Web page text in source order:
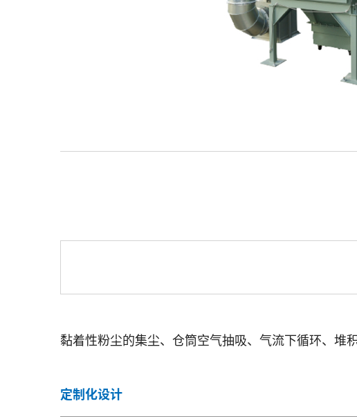
黏着性粉尘的集尘、仓筒空气抽吸、气流下循环、堆
定制化设计